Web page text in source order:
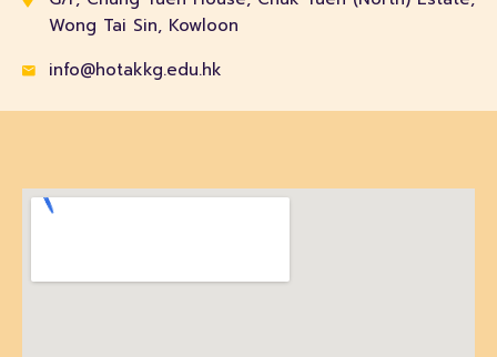
Wong Tai Sin, Kowloon
info@hotakkg.edu.hk